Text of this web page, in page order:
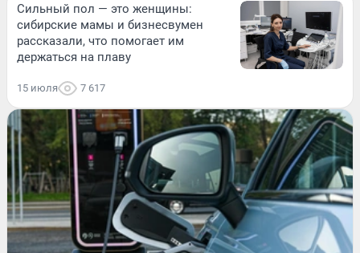
Сильный пол — это женщины:
сибирские мамы и бизнесвумен
рассказали, что помогает им
держаться на плаву
15 июля 7 617